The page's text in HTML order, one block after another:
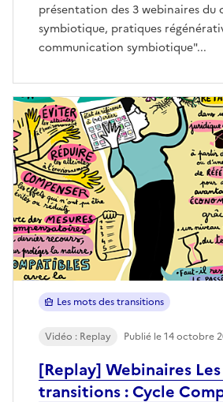
présentation des 3 webinaires du
symbiotique, pratiques
communication symbiotique"...
[Replay] Webinaires
transitions : Cycle
Les mots des transitions
Vidéo : Replay Publié le 14 octobre